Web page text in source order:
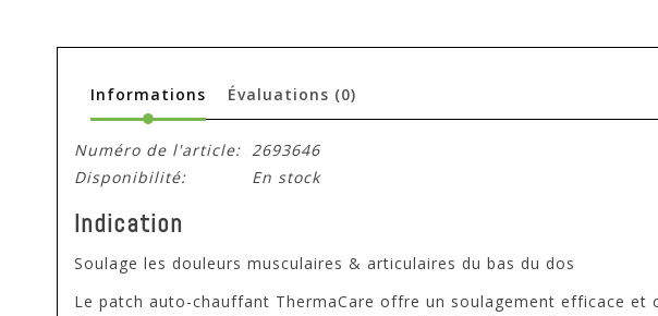
Informations Évaluations (0)
Numéro de l'article: 2693646
Disponibilité:
En stock
Indication
Soulage les douleurs musculaires & articulaires du bas du dos
Le patch auto-chauffant ThermaCare offre un soulagement efficace